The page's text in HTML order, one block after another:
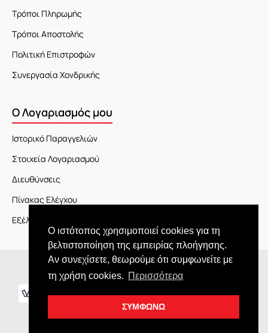
Ο ιστότοπος χρησιμοποιεί cookies για τη
βελτιστοποίηση της εμπειρίας πλοήγησης.
Αν συνεχίσετε, θεωρούμε ότι συμφωνείτε με
τη χρήση cookies. Περισσότερα
ΣΥΜΦΩΝΩ
Τρόποι Πληρωμής
Τρόποι Αποστολής
Πολιτική Επιστροφών
Συνεργασία Χονδρικής
Ο Λογαριασμός μου
Ιστορικό Παραγγελιών
Στοιχεία Λογαριασμού
Διευθύνσεις
Πίνακας Ελέγχου
Εξέλιξη Παραγγελίας
Copyright © 2026 JOY market